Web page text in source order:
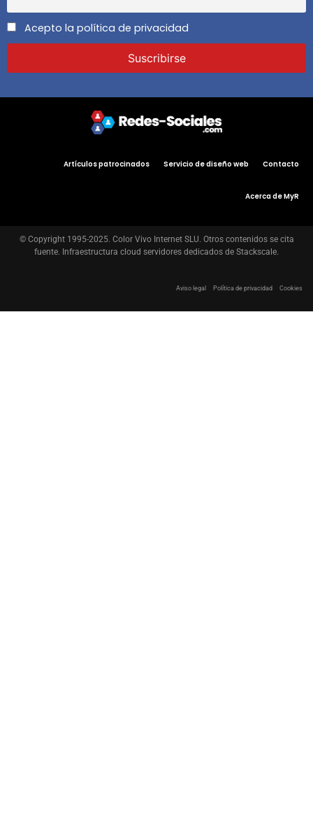
Acepto la política de privacidad
Artículos patrocinados Servicio de diseño web Contacto
Acerca de MyR
© Copyright 1995-2025. Color Vivo Internet SLU. Otros contenidos se cita
fuente. Infraestructura cloud servidores dedicados de Stackscale.
Aviso legal Política de privacidad Cookies